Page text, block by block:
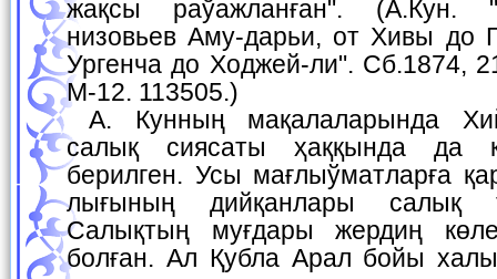
жақсы раўажланған". (А.Кун.
низовьев Аму-дарьи, от Хивы до
Ургенча до Ходжей-ли". Сб.1874,
М-12. 113505.)
А. Кунның мақалаларында Хийўа ханлығындағы
салық сиясаты ҳаққында да
берилген. Усы мағлыўматларға
лығының дийқанлары салық
Салықтың муғдары жердиң
болған. Ал Қубла Арал бойы